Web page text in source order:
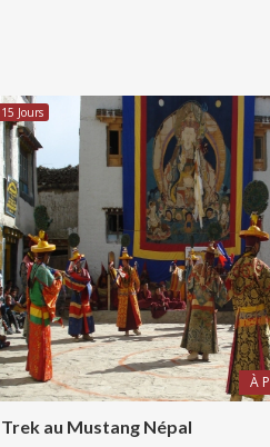
15 Jours
À
Trek au Mustang Népal